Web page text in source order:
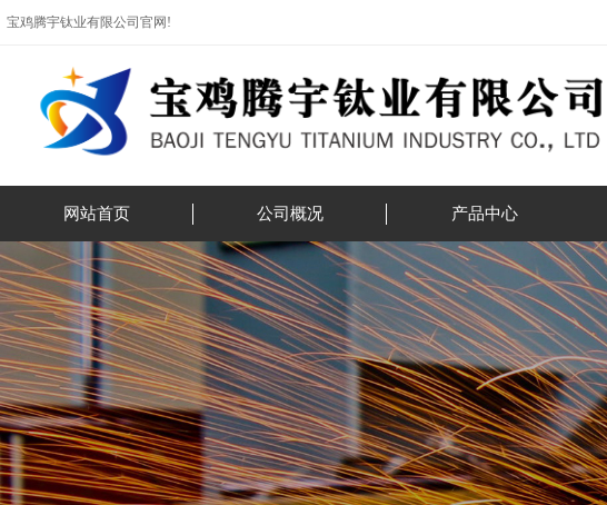
宝鸡腾宇钛业有限公司官网!
网站首页 公司概况
公司简介
资质荣誉
企业风采
展会活动
产品中心
钛设备系列
钛合金材料系列
钛管件系列
钛加工件系列
钛锻件系列